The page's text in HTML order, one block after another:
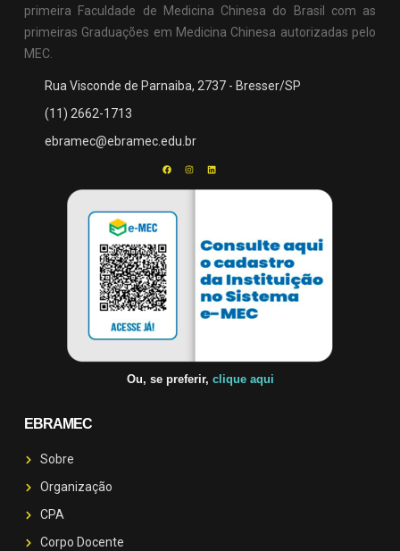
primeira Faculdade de Medicina Chinesa do Brasil com as
primeiras Graduações em Medicina Chinesa autorizadas pelo
MEC.
Rua Visconde de Parnaiba, 2737 - Bresser/SP
(11) 2662-1713
ebramec@ebramec.edu.br
Ou, se preferir, clique aqui
EBRAMEC
Sobre
Organização
CPA
Corpo Docente